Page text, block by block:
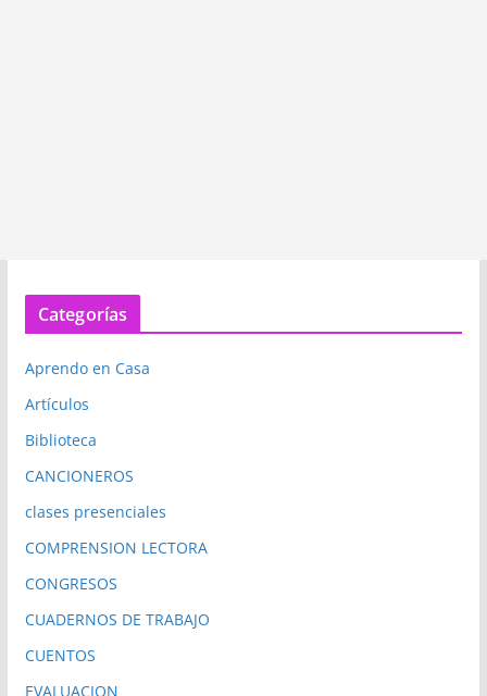
Categorías
Aprendo en Casa
Artículos
Biblioteca
CANCIONEROS
clases presenciales
COMPRENSION LECTORA
CONGRESOS
CUADERNOS DE TRABAJO
CUENTOS
EVALUACION